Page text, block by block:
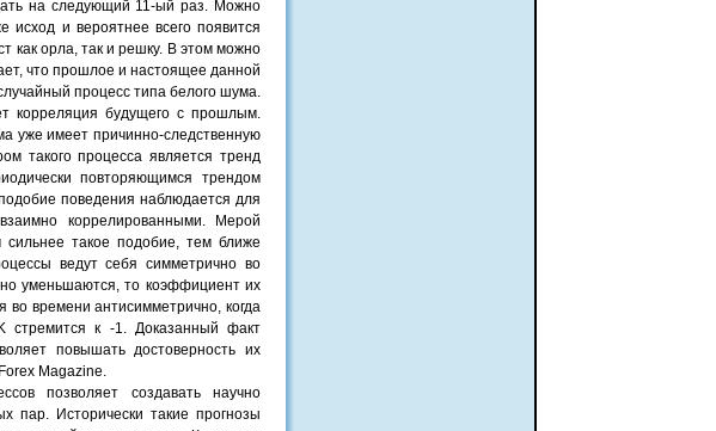
на следующий 11-ый раз. Можно
исход и вероятнее всего появится
как орла, так и решку. В этом можно
что прошлое и настоящее данной
процесс типа белого шума.
корреляция будущего с прошлым.
уже имеет причинно-следственную
такого процесса является тренд
повторяющимся трендом
поведения наблюдается для
коррелированными. Мерой
такое подобие, тем ближе
ведут себя симметрично во
уменьшаются, то коэффициент их
во времени антисимметрично, когда
стремится к -1. Доказанный факт
повышать достоверность их
Magazine.
позволяет создавать научно
пар. Исторически такие прогнозы